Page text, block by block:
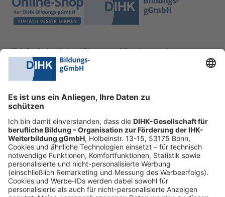
Telefonische Unterstützung und Beratung unter:
0228 6205 205
Fr.:
09:00-14:00 Uhr
shop@dihk-bildung.shop
Vertrag widerrufen
Zahlungsarten